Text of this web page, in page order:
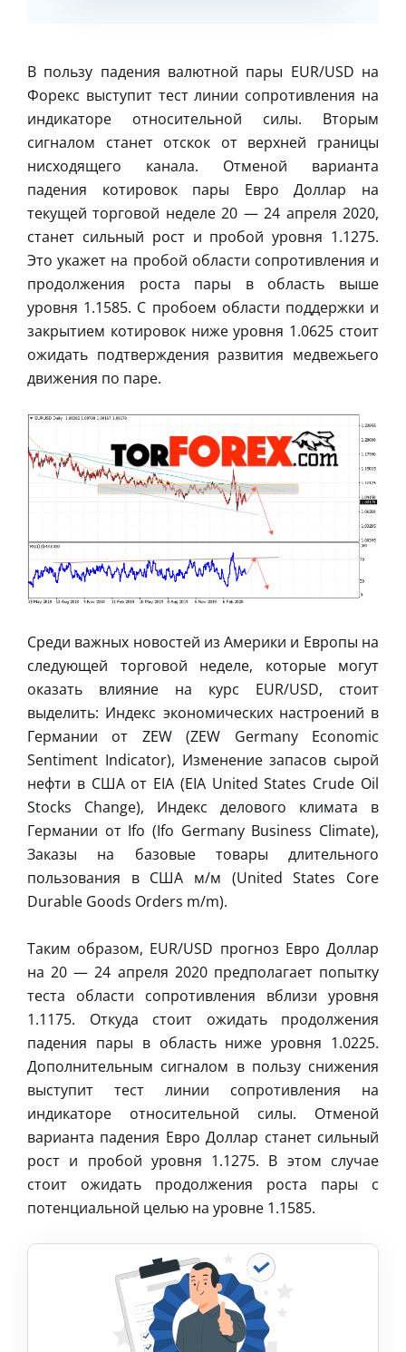
В пользу падения валютной пары EUR/USD на
Форекс выступит тест линии сопротивления на
индикаторе относительной силы. Вторым
сигналом станет отскок от верхней границы
нисходящего канала. Отменой варианта
падения котировок пары Евро Доллар на
текущей торговой неделе 20 — 24 апреля 2020,
станет сильный рост и пробой уровня 1.1275.
Это укажет на пробой области сопротивления и
продолжения роста пары в область выше
уровня 1.1585. С пробоем области поддержки и
закрытием котировок ниже уровня 1.0625 стоит
ожидать подтверждения развития медвежьего
движения по паре.
Среди важных новостей из Америки и Европы на
следующей торговой неделе, которые могут
оказать влияние на курс EUR/USD, стоит
выделить: Индекс экономических настроений в
Германии от ZEW (ZEW Germany Economic
Sentiment Indicator), Изменение запасов сырой
нефти в США от EIA (EIA United States Crude Oil
Stocks Change), Индекс делового климата в
Германии от Ifo (Ifo Germany Business Climate),
Заказы на базовые товары длительного
пользования в США м/м (United States Core
Durable Goods Orders m/m).
Таким образом, EUR/USD прогноз Евро Доллар
на 20 — 24 апреля 2020 предполагает попытку
теста области сопротивления вблизи уровня
1.1175. Откуда стоит ожидать продолжения
падения пары в область ниже уровня 1.0225.
Дополнительным сигналом в пользу снижения
выступит тест линии сопротивления на
индикаторе относительной силы. Отменой
варианта падения Евро Доллар станет сильный
рост и пробой уровня 1.1275. В этом случае
стоит ожидать продолжения роста пары с
потенциальной целью на уровне 1.1585.